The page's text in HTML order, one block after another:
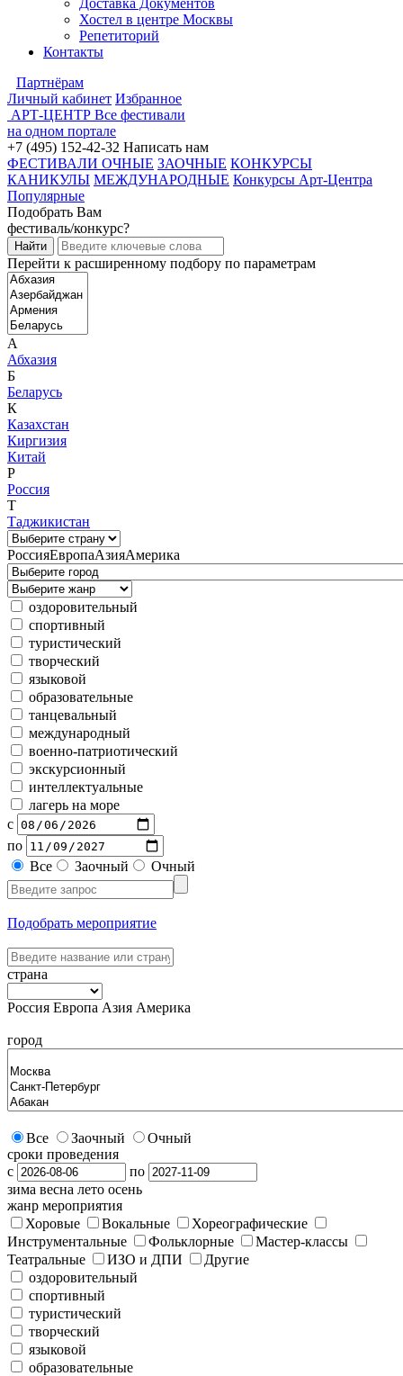
Доставка Документов
Хостел в центре Москвы
Репетиторий
Контакты
Партнёрам
Личный кабинет Избранное
АРТ-ЦЕНТР Все фестивали
на одном портале
+7 (495) 152-42-32 Написать нам
ФЕСТИВАЛИ ОЧНЫЕ ЗАОЧНЫЕ КОНКУРСЫ
КАНИКУЛЫ МЕЖДУНАРОДНЫЕ Конкурсы Арт-Центра
Популярные
Подобрать Вам
фестиваль/конкурс?
Перейти к расширенному подбору по параметрам
А
Абхазия
Б
Беларусь
К
Казахстан
Киргизия
Китай
Р
Россия
Т
Таджикистан
РоссияЕвропаАзияАмерика
оздоровительный
спортивный
туристический
творческий
языковой
образовательные
танцевальный
международный
военно-патриотический
экскурсионный
интеллектуальные
лагерь на море
с
по
Все
Заочный Очный
Подобрать мероприятие
страна
Россия Европа Азия Америка
город
Все Заочный
Очный
сроки проведения
с
по
зима весна лето осень
жанр мероприятия
Хоровые
Вокальные
Хореографические
Инструментальные
Фольклорные
Мастер-классы
Театральные
ИЗО и ДПИ
Другие
оздоровительный
спортивный
туристический
творческий
языковой
образовательные